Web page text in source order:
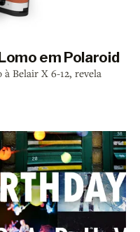
em Polaroid
Belair X 6-12, revela